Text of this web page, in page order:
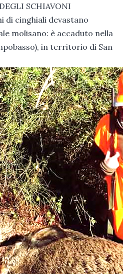
SCHIAVONI
di cinghiali devastano
molisano: è accaduto nella
in territorio di San